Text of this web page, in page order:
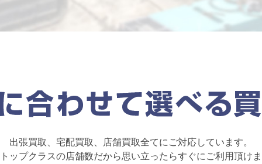
出張買取、宅配買取、店舗買取全てにご対応しています。
ップクラスの店舗数だから思い立ったらすぐにご利用頂け